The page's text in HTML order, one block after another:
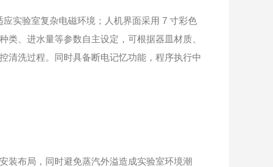
实验室复杂电磁环境；人机界面采用 7 寸彩色
、进水量等参数自主设定，可根据器皿材质、
清洗过程。同时具备断电记忆功能，程序执行中
布局，同时避免蒸汽外溢造成实验室环境潮